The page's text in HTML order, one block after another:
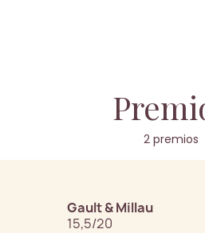
2 premios
Gault & Millau
15,5/20